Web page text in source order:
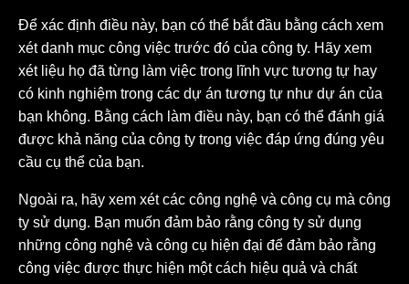
Để xác định điều này, bạn có thể bắt đầu bằng cách xem
xét danh mục công việc trước đó của công ty. Hãy xem
xét liệu họ đã từng làm việc trong lĩnh vực tương tự hay
có kinh nghiệm trong các dự án tương tự như dự án của
bạn không. Bằng cách làm điều này, bạn có thể đánh giá
được khả năng của công ty trong việc đáp ứng đúng yêu
cầu cụ thể của bạn.
Ngoài ra, hãy xem xét các công nghệ và công cụ mà công
ty sử dụng. Bạn muốn đảm bảo rằng công ty sử dụng
những công nghệ và công cụ hiện đại để đảm bảo rằng
công việc được thực hiện một cách hiệu quả và chất